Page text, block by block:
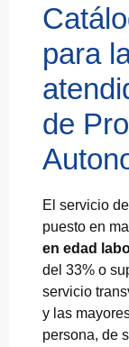
para
de
El servicio de
puesto en
en edad
del 33% o
servicio
y las
persona, de